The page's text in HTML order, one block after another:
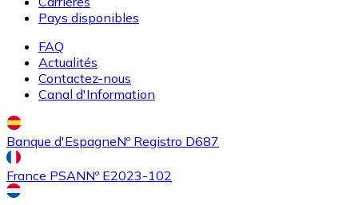
AcheterUniswap
UNI
Acheter
Pays disponibles
FAQ
Actualités
Contactez-nous
Canal d'Information
Banque d'EspagneNº Registro D687
France PSANNº E2023-102